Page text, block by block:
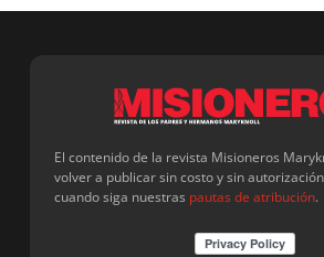
El contenido de la revista Misioneros
volver a publicar sin costo y sin
cuando siga nuestras pautas de atribución.